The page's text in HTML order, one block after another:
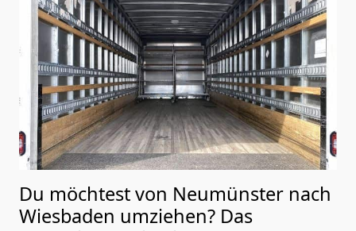
Du möchtest von Neumünster nach
Wiesbaden umziehen? Das